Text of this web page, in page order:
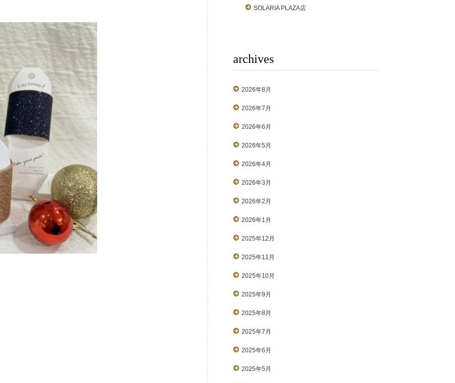
SOLARIA PLAZA店
archives
2026年8月
2026年7月
2026年6月
2026年5月
2026年4月
2026年3月
2026年2月
2026年1月
2025年12月
2025年11月
2025年10月
2025年9月
2025年8月
2025年7月
2025年6月
2025年5月